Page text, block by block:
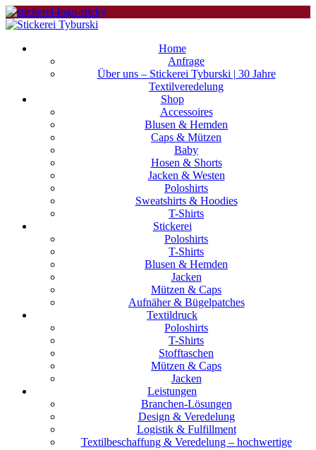
Home
Anfrage
Über uns – Stickerei Tyburski | 30 Jahre
Textilveredelung
Shop
Accessoires
Blusen & Hemden
Caps & Mützen
Baby
Hosen & Shorts
Jacken & Westen
Poloshirts
Sweatshirts & Hoodies
T-Shirts
Stickerei
Poloshirts
T-Shirts
Blusen & Hemden
Jacken
Mützen & Caps
Aufnäher & Bügelpatches
Textildruck
Poloshirts
T-Shirts
Stofftaschen
Mützen & Caps
Jacken
Leistungen
Branchen-Lösungen
Design & Veredelung
Logistik & Fulfillment
Textilbeschaffung & Veredelung – hochwertige